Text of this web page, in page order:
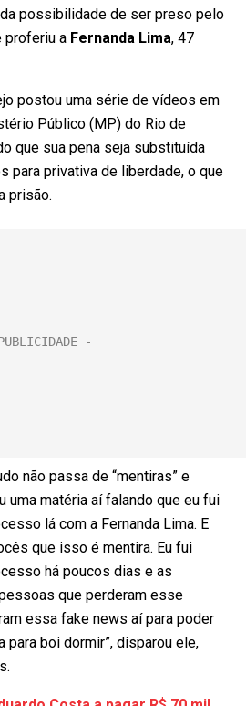
possibilidade de ser preso pelo
proferiu a Fernanda Lima, 47
postou uma série de vídeos em
Público (MP) do Rio de
que sua pena seja substituída
para privativa de liberdade, o que
prisão.
não passa de “mentiras” e
uma matéria aí falando que eu fui
lá com a Fernanda Lima. E
que isso é mentira. Eu fui
há poucos dias e as
que perderam esse
essa fake news aí para poder
para boi dormir”, disparou ele,